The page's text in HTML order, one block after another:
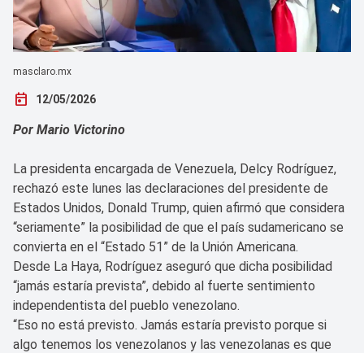
masclaro.mx
today 12/05/2026
Por Mario Victorino
La presidenta encargada de Venezuela, Delcy Rodríguez,
rechazó este lunes las declaraciones del presidente de
Estados Unidos, Donald Trump, quien afirmó que considera
“seriamente” la posibilidad de que el país sudamericano se
convierta en el “Estado 51” de la Unión Americana.
Desde La Haya, Rodríguez aseguró que dicha posibilidad
“jamás estaría prevista”, debido al fuerte sentimiento
independentista del pueblo venezolano.
“Eso no está previsto. Jamás estaría previsto porque si
algo tenemos los venezolanos y las venezolanas es que